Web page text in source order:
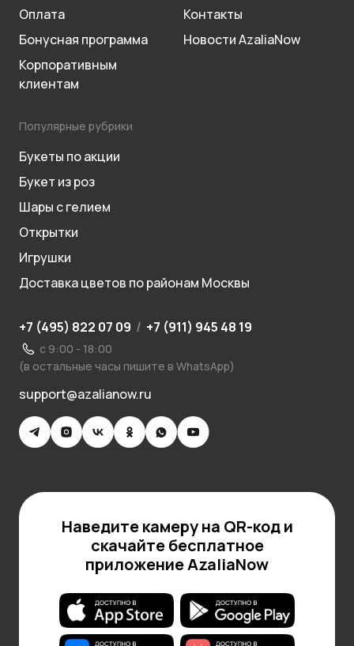
Оплата
Бонусная программа
Корпоративным
клиентам
Контакты
Новости AzaliaNow
Популярные рубрики
Букеты по акции
Букет из роз
Шары с гелием
Открытки
Игрушки
Доставка цветов по районам Москвы
+7 (495) 822 07 09 / +7 (911) 945 48 19
с 9:00 - 18:00
(в остальные часы пишите в WhatsApp)
support@azalianow.ru
Наведите камеру на QR-код и
скачайте бесплатное
приложение AzaliaNow